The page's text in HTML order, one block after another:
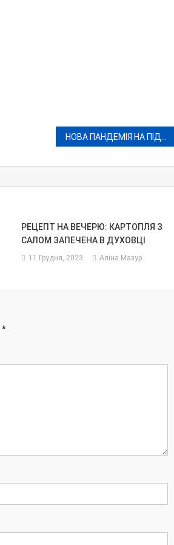
РЕЦЕПТ НА ВЕЧЕРЮ: КАРТОПЛЯ З
САЛОМ ЗАПЕЧЕНА В ДУХОВЦІ
11 Грудня, 2023 Аліна Мазур
*